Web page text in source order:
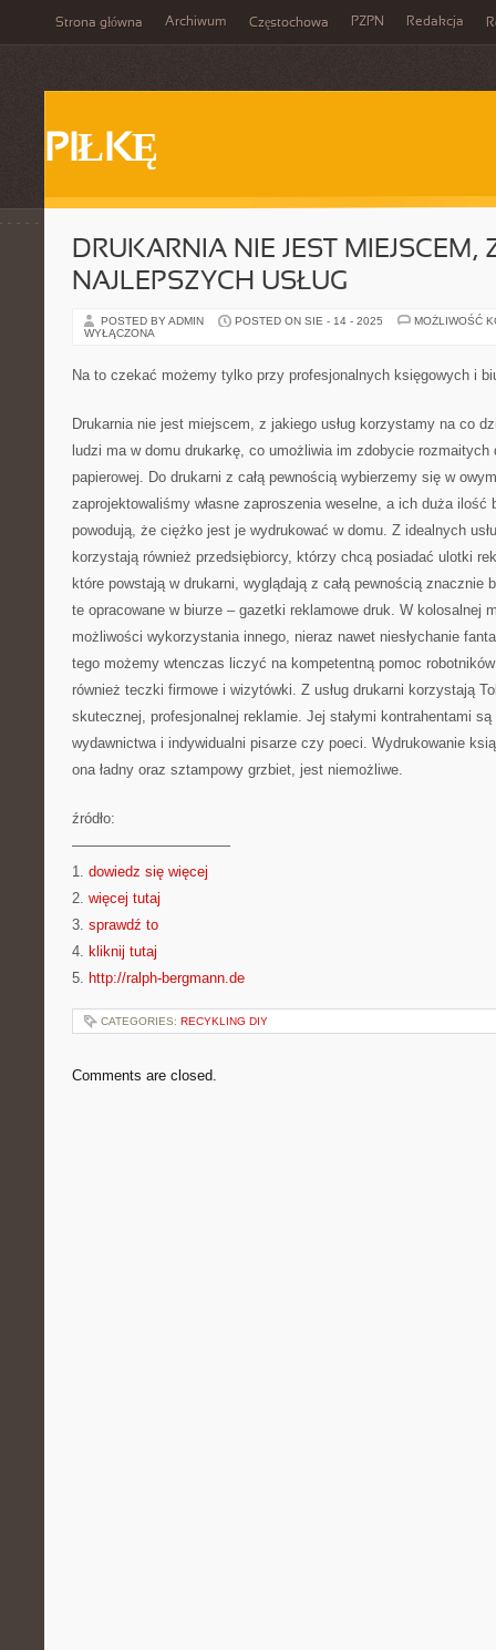
Strona główna Archiwum Częstochowa PZPN Redakcja
PIŁKĘ
DRUKARNIA NIE JEST MIEJSCEM,
NAJLEPSZYCH USŁUG
POSTED BY ADMIN POSTED ON SIE - 14 - 2025
MOŻLIWOŚĆ
WYŁĄCZONA
Na to czekać możemy tylko przy profesjonalnych księgowych i
Drukarnia nie jest miejscem, z jakiego usług korzystamy na co
ludzi ma w domu drukarkę, co umożliwia im zdobycie rozmaitych
papierowej. Do drukarni z całą pewnością wybierzemy się w
zaprojektowaliśmy własne zaproszenia weselne, a ich duża ilość
powodują, że ciężko jest je wydrukować w domu. Z idealnych
korzystają również przedsiębiorcy, którzy chcą posiadać ulotki
które powstają w drukarni, wyglądają z całą pewnością znacznie
te opracowane w biurze – gazetki reklamowe druk. W kolosalnej
możliwości wykorzystania innego, nieraz nawet niesłychanie
tego możemy wtenczas liczyć na kompetentną pomoc
również teczki firmowe i wizytówki. Z usług drukarni korzystają
skutecznej, profesjonalnej reklamie. Jej stałymi kontrahentami
wydawnictwa i indywidualni pisarze czy poeci. Wydrukowanie
ona ładny oraz sztampowy grzbiet, jest niemożliwe.
źródło:
———————————
1. dowiedz się więcej
2. więcej tutaj
3. sprawdź to
4. kliknij tutaj
5. http://ralph-bergmann.de
CATEGORIES: RECYKLING DIY
Comments are closed.